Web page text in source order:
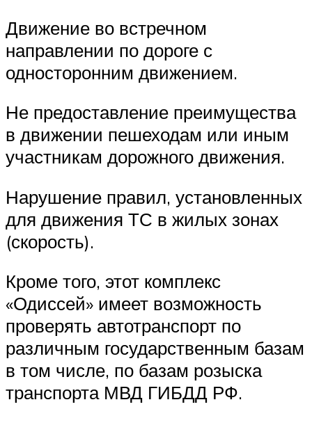
Движение во встречном
направлении по дороге с
односторонним движением.
Не предоставление преимущества
в движении пешеходам или иным
участникам дорожного движения.
Нарушение правил, установленных
для движения ТС в жилых зонах
(скорость).
Кроме того, этот комплекс
«Одиссей» имеет возможность
проверять автотранспорт по
различным государственным базам
в том числе, по базам розыска
транспорта МВД ГИБДД РФ.